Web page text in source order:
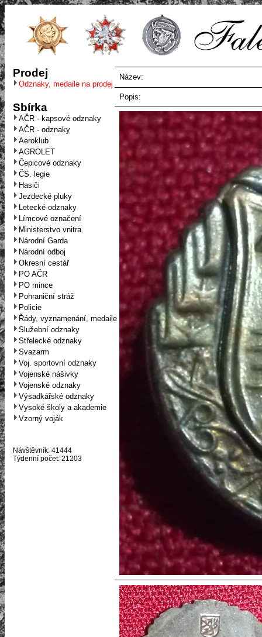
Prodej
Odznaky, medaile na prodej
Sbírka
AČR - kapsové odznaky
AČR - odznaky
Aeroklub
AGROLET
Čepicové odznaky
ČS. legie
Hasiči
Jezdecké pluky
Letecké odznaky
Límcové označení
Ministerstvo vnitra
Národní Garda
Národní odboj
Okresní cestář
PO AČR
PO mince
Pohraniční stráž
Policie
Řády, vyznamenání, medaile
Služební odznaky
Střelecké odznaky
Svazarm
Voj. sportovní odznaky
Vojenské nášivky
Vojenské odznaky
Výsadkářské odznaky
Vysoké školy a akademie
Vzorný voják
Návštěvník: 41444
Týdenní počet: 21203
Název:
Popis: